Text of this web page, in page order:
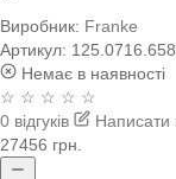
Виробник: Franke
Артикул: 125.0716.658
Немає в наявності
☆ ☆ ☆ ☆ ☆
0 відгуків
Написати
27456 грн.